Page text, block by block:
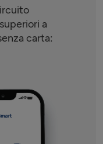
a
carta: